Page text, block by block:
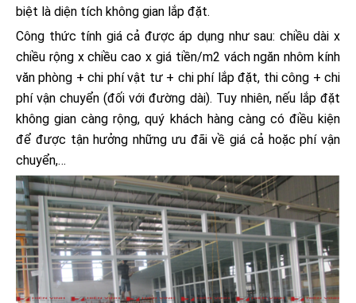
biệt là diện tích không gian lắp đặt.
Công thức tính giá cả được áp dụng như sau: chiều dài x
chiều rộng x chiều cao x giá tiền/m2 vách ngăn nhôm kính
văn phòng + chi phí vật tư + chi phí lắp đặt, thi công + chi
phí vận chuyển (đối với đường dài). Tuy nhiên, nếu lắp đặt
không gian càng rộng, quý khách hàng càng có điều kiện
để được tận hưởng những ưu đãi về giá cả hoặc phí vận
chuyển,…